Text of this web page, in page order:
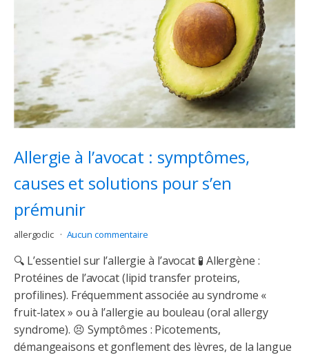
Allergie à l’avocat : symptômes,
causes et solutions pour s’en
prémunir
allergoclic Aucun commentaire
🔍 L’essentiel sur l’allergie à l’avocat 🧪 Allergène :
Protéines de l’avocat (lipid transfer proteins,
profilines). Fréquemment associée au syndrome «
fruit-latex » ou à l’allergie au bouleau (oral allergy
syndrome). 😣 Symptômes : Picotements,
démangeaisons et gonflement des lèvres, de la langue